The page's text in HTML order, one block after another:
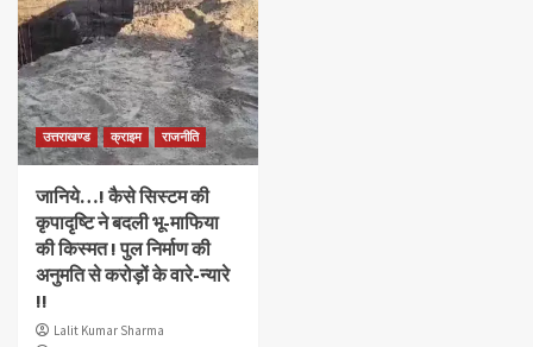
उत्तराखण्ड क्राइम राजनीति
जानिये…! कैसे सिस्टम की
कृपादृष्टि ने बदली भू-माफिया
की किस्मत ! पुल निर्माण की
अनुमति से करोड़ों के वारे-न्यारे
!!
Lalit Kumar Sharma